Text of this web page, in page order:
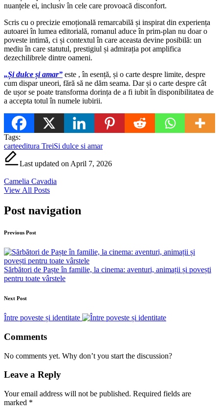
nuanțele ei, inclusiv în cele care provoacă disconfort.
Scris cu o precizie emoțională remarcabilă și inspirat din experiența
autoarei în lumea editorială, romanul aduce în prim-plan nu doar o
poveste intimă, ci și contextul în care aceasta devine posibilă: un
mediu în care statutul, prestigiul și admirația pot amplifica
dezechilibrele dintre oameni.
„Și dulce și amar” este , în esență, și o carte despre limite, despre
cum dispar uneori, fără să ne dăm seama. Dar și o carte despre cât
de ușor se poate transforma dorința de a fi iubit în disponibilitatea de
a accepta totul în numele iubirii.
Tags:
carteeditura TreiSi dulce si amar
Last updated on April 7, 2026
Camelia Cavadia
View All Posts
Post navigation
Previous Post
Sărbători de Paște în familie, la cinema: aventuri, animații și povești
pentru toate vârstele
Next Post
Între poveste și identitate
Comments
No comments yet. Why don’t you start the discussion?
Leave a Reply
Your email address will not be published. Required fields are
marked *